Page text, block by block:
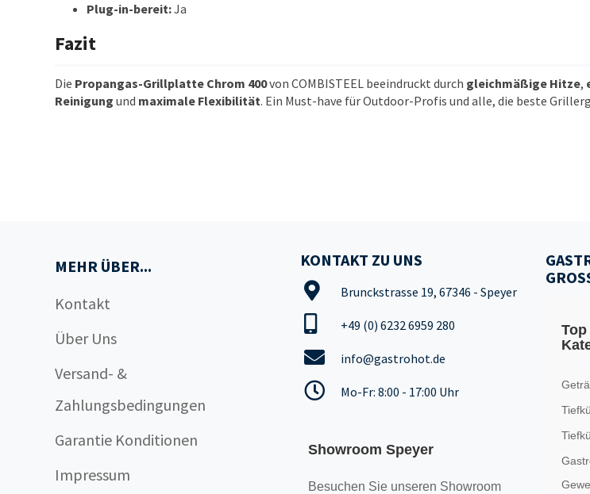
Plug-in-bereit:Ja
Fazit
Die Propangas-Grillplatte Chrom 400von COMBISTEEL beeindruckt durch gleichmäßige Hitze,
Reinigung und maximale Flexibilität. Ein Must-have für Outdoor-Profis und alle, die beste
MEHR ÜBER...
Kontakt
Über Uns
Versand- &
Zahlungsbedingungen
Garantie Konditionen
Impressum
KONTAKT ZU UNS
Brunckstrasse 19, 67346 - Speyer
+49 (0) 6232 6959 280
info@gastrohot.de
Mo-Fr: 8:00 - 17:00 Uhr
Showroom Speyer
Besuchen Sie unseren Showroom
Top